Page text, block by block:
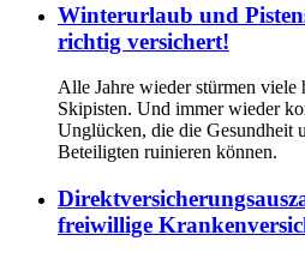
Winterurlaub und
richtig versichert!
Alle Jahre wieder stürmen viele
Skipisten. Und immer wieder
Unglücken, die die Gesundheit
Beteiligten ruinieren können.
freiwillige